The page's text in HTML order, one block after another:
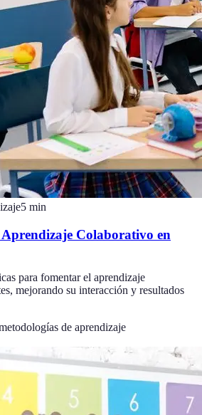
5 min
Colaborativo en
para fomentar el aprendizaje
mejorando su interacción y resultados
de aprendizaje